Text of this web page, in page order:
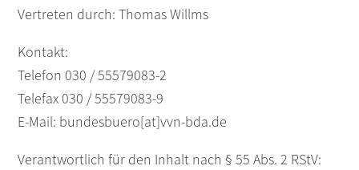
Vertreten durch: Thomas Willms
Kontakt:
Telefon 030 / 55579083-2
Telefax 030 / 55579083-9
E-Mail: bundesbuero[at]vvn-bda.de
Verantwortlich für den Inhalt nach § 55 Abs. 2 RStV: